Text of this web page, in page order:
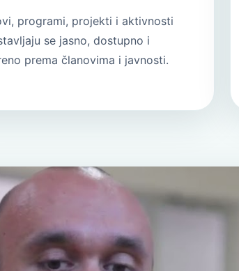
programi, projekti i aktivnosti
se jasno, dostupno i
prema članovima i javnosti.